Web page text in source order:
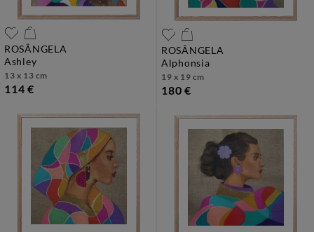
ROSÂNGELA
ashley
13 x 13 cm
114 €
ROSÂNGELA
alphonsia
19 x 19 cm
180 €